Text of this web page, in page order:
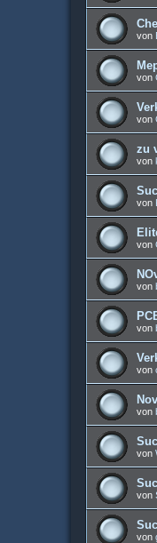
von
von
von
zu
von
von
von
von
von
von
von
von
von
von